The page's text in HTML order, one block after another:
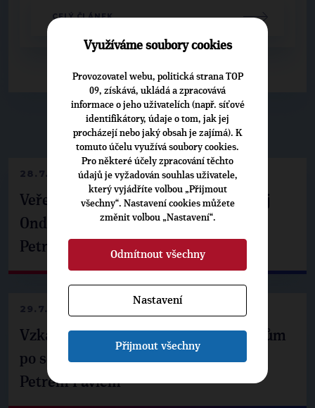
▶NEPŘEHLÉDNĚTE◀
28.7.2026
Veřejné finance, euro i školství. Matěj
Ondřej Havel jednal s prezidentem
Petrem Pavlem
29.7.2026
Vzkaz Matěje Ondřeje Havla příznivcům
po setkání s prezidentem republiky
Petrem Pavlem
CELÝ ČLÁNEK
Využíváme soubory cookies
Provozovatel webu, politická strana TOP
09, získává, ukládá a zpracovává
informace o jeho uživatelích (např. síťové
identifikátory, údaje o tom, jak jej
procházejí nebo jaký obsah je zajímá). K
tomuto účelu využívá soubory cookies.
Pro některé účely zpracování těchto
údajů je vyžadován souhlas uživatele,
který vyjádříte volbou „Přijmout
všechny“. Nastavení cookies můžete
změnit volbou „Nastavení“.
Odmítnout všechny
Nastavení
Přijmout všechny